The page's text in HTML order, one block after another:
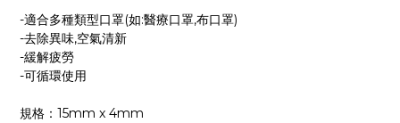
-適合多種類型口罩(如:醫療口罩,布口罩)
-去除異味,空氣清新
-緩解疲勞
-可循環使用
規格：15mm x 4mm